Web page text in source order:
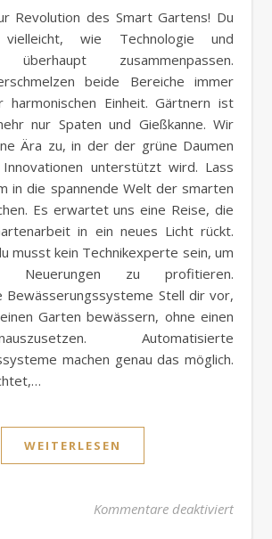
wie Technologie und
überhaupt zusammenpassen.
beide Bereiche immer
harmonischen Einheit. Gärtnern ist
nur Spaten und Gießkanne. Wir
Ära zu, in der der grüne Daumen
unterstützt wird. Lass
in die spannende Welt der smarten
Es erwartet uns eine Reise, die
in ein neues Licht rückt.
musst kein Technikexperte sein, um
Neuerungen zu profitieren.
Bewässerungssysteme Stell dir vor,
Garten bewässern, ohne einen
Automatisierte
machen genau das möglich.
WEITERLESEN
Kommentare deaktiviertfür